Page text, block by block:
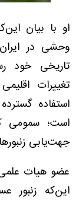
وحشی در
تاریخی خود
تغییرات
استفاده
است؛ سمومی
جهت‌یابی
عضو هیات